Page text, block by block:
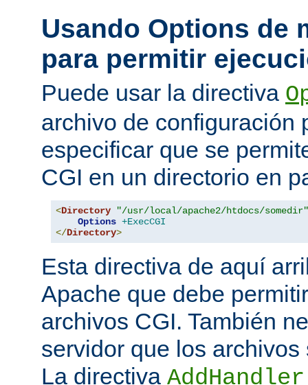
Usando Options de
para permitir
Puede usar la directiva
archivo de configuración
especificar que se
CGI en un directorio en
<Directory
"/usr/local/apache2/htdocs/somedir"
Options +ExecCGI
</Directory>
Esta directiva de aquí
Apache que debe
archivos CGI. También
servidor que los
La directiva AddHandler